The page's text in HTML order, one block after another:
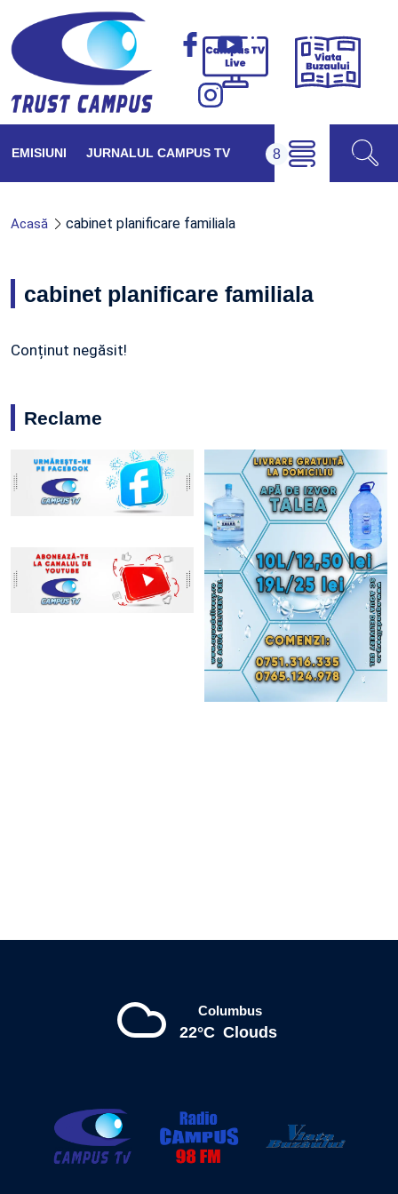
Campus
Viața
EMISIUNI JURNALUL CAMPUS TV
Acasă cabinet planificare familiala
cabinet planificare familiala
Conținut negăsit!
Reclame
Columbus
22°C Clouds